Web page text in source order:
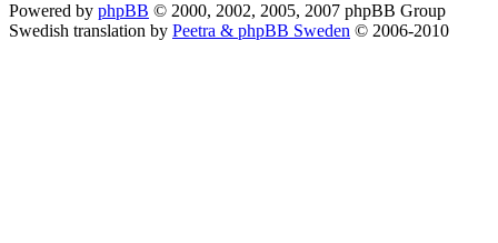
Powered by phpBB © 2000, 2002, 2005, 2007 phpBB Group
Swedish translation by Peetra & phpBB Sweden © 2006-2010